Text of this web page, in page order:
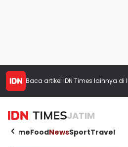
Baca artikel IDN Times lainnya di
JATIM
HomeFoodNewsSportTravel